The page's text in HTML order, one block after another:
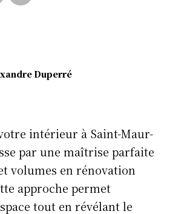
Duperré
intérieur à Saint-Maur-
par une maîtrise parfaite
volumes en rénovation
approche permet
tout en révélant le